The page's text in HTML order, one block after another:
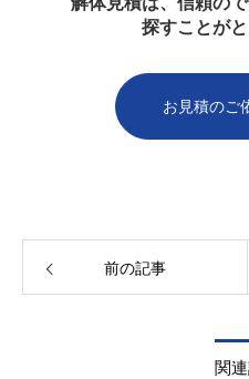
探すことが
お見積のご
前の記事
関